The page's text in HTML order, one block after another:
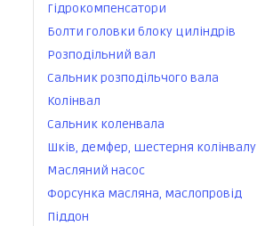
Гідрокомпенсатори
Болти головки блоку циліндрів
Розподільний вал
Сальник розподільчого вала
Колінвал
Сальник коленвала
Шків, демфер, шестерня колінвалу
Масляний насос
Форсунка масляна, маслопровід
Піддон